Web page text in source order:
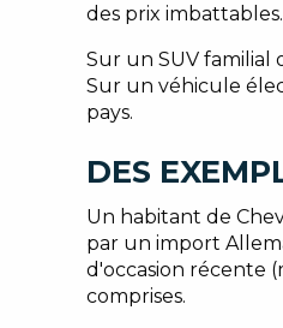
des prix imbattables.
Sur un SUV
Sur un véhicule
pays.
DES
Un habitant de
par un import
d'occasion récente
comprises.